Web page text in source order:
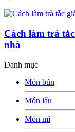
Cách làm trà
nhà
Danh mục
Món bún
Món lẩu
Món mì